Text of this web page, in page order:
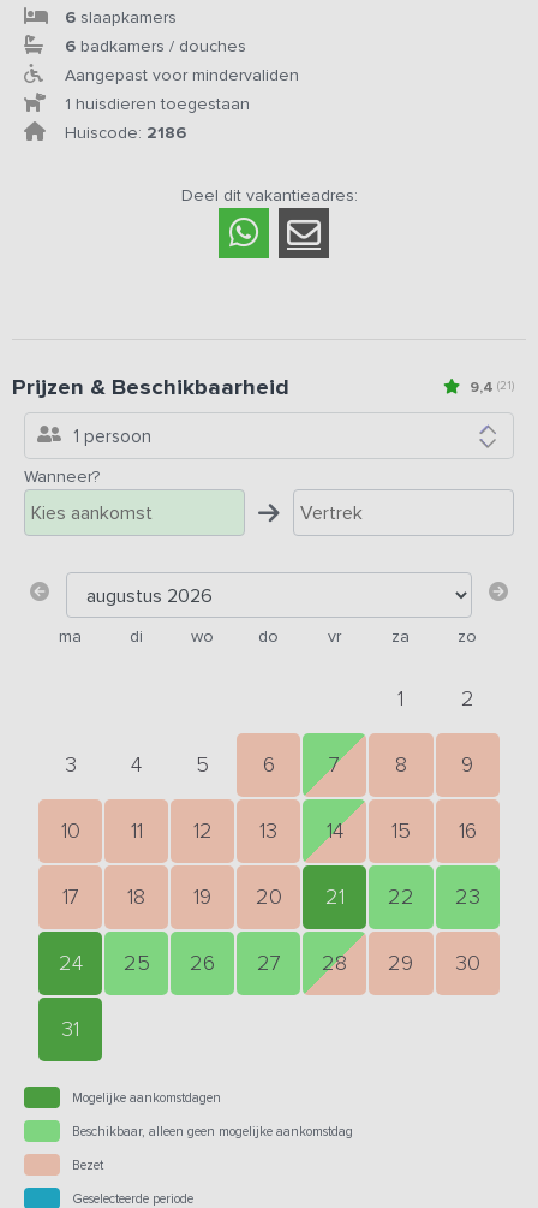
6 slaapkamers
6 badkamers / douches
Aangepast voor mindervaliden
1 huisdieren toegestaan
Huiscode: 2186
Deel dit vakantieadres:
9,4 (21)
Prijzen & Beschikbaarheid
1 persoon
Wanneer?
ma di wo do vr za zo
1 2
3 4 5 6 7 8 9
10 11 12 13 14 15 16
17 18 19 20 21 22 23
24 25 26 27 28 29 30
31
Mogelijke aankomstdagen
Beschikbaar, alleen geen mogelijke aankomstdag
Bezet
Geselecteerde periode